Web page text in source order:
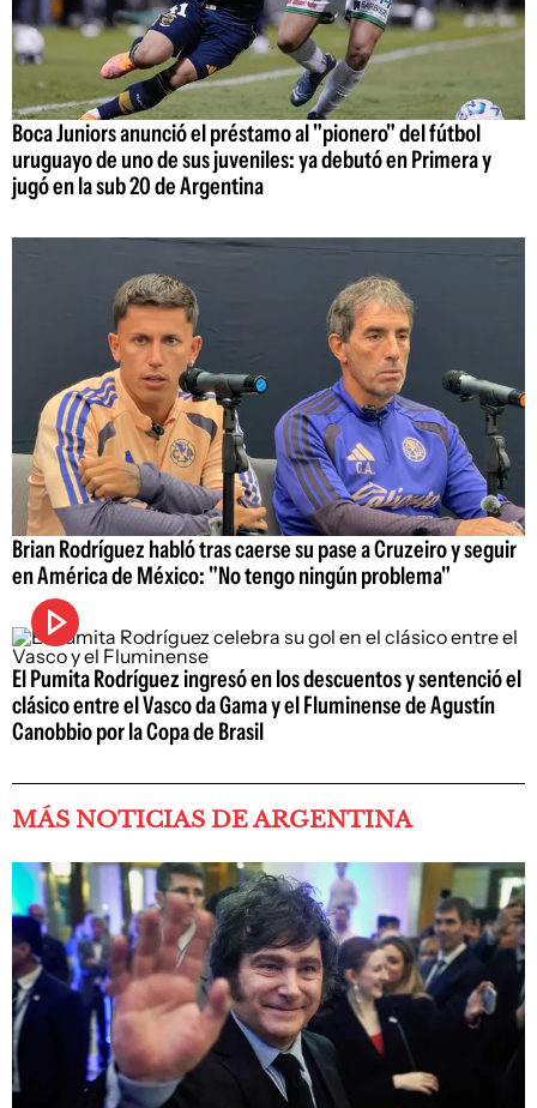
Boca Juniors anunció el préstamo al "pionero" del fútbol
uruguayo de uno de sus juveniles: ya debutó en Primera y
jugó en la sub 20 de Argentina
Brian Rodríguez habló tras caerse su pase a Cruzeiro y seguir
en América de México: "No tengo ningún problema"
El Pumita Rodríguez ingresó en los descuentos y sentenció el
clásico entre el Vasco da Gama y el Fluminense de Agustín
Canobbio por la Copa de Brasil
MÁS NOTICIAS DE ARGENTINA